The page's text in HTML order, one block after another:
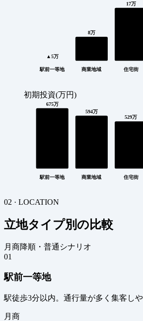
▲5万
駅前一等地
8万
商業地域
17万
住宅街
初期投資(万円)
675万
駅前一等地
594万
商業地域
529万
住宅街
02 · LOCATION
立地タイプ別の比較
月商降順・普通シナリオ
01
駅前一等地
駅徒歩3分以内。通行量が多く集客し
月商